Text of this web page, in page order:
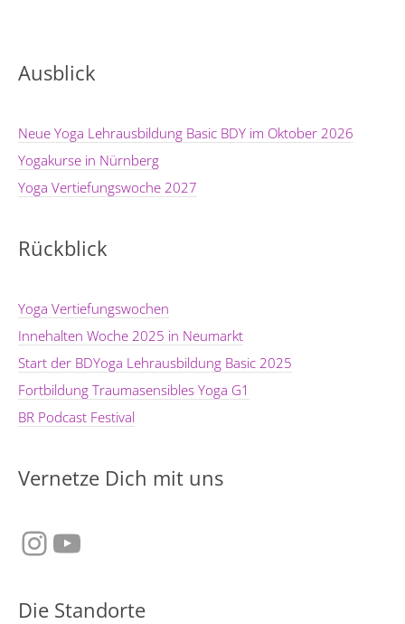
Ausblick
Neue Yoga Lehrausbildung Basic BDY im Oktober 2026
Yogakurse in Nürnberg
Yoga Vertiefungswoche 2027
Rückblick
Yoga Vertiefungswochen
Innehalten Woche 2025 in Neumarkt
Start der BDYoga Lehrausbildung Basic 2025
Fortbildung Traumasensibles Yoga G1
BR Podcast Festival
Vernetze Dich mit uns
Instagram
YouTube
Die Standorte